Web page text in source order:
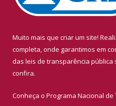
Muito mais que criar um site!
completa, onde garantimos em
das leis de transparência pública
confira.
Conheça o Programa Nacional